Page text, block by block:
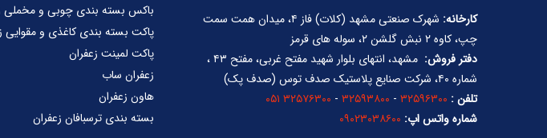
کارخانه:
شهرک صنعتی مشهد (کلات) فاز ۴، میدان همت سمت
چپ، کاوه ۲ نبش گلشن ۲، سوله های قرمز
دفتر فروش:
مشهد، انتهای بلوار شهید مفتح غربی، مفتح ۴۳ ،
شماره ۴۰، شرکت صنایع پلاستیک صدف توس (صدف پک)
تلفن : ۳۲۵۹۶۳۰۰ - ۳۲۵۹۳۸۰۰ - ۳۲۵۷۶۳۰۰ ۰۵۱
شماره واتس اپ: ۰۹۰۲۳۰۳۸۶۰۰
باکس بسته بندی چوبی و مخملی
پاکت بسته بندی کاغذی و مقوایی
پاکت لمینت زعفران
زعفران ساب
هاون زعفران
بسته بندی ترسبافان زعفران